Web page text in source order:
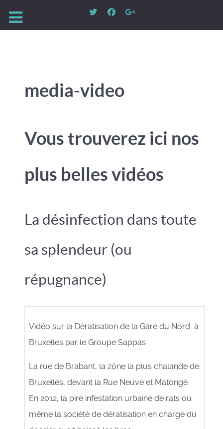
media-video
Vous trouverez ici nos
plus belles vidéos
La désinfection dans toute
sa splendeur (ou
répugnance)
Vidéo sur la Dératisation de la Gare du Nord à
Bruxelles par le Groupe Sappas
La rue de Brabant, la zône la plus chalande de
Bruxelles, devant la Rue Neuve et Matongé.
En 2012, la pire infestation urbaine de rats où
même la société de dératisation en charge du